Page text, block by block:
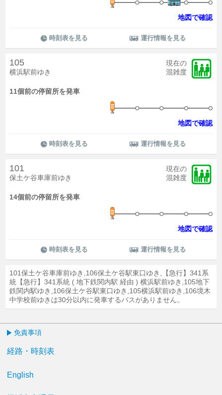
地図で確認
時刻表を見る 運行情報を見る
105
横浜駅前ゆき
現在の
混雑度
11個前の停留所を発車
地図で確認
時刻表を見る 運行情報を見る
101
保土ケ谷車庫前ゆき
現在の
混雑度
14個前の停留所を発車
地図で確認
時刻表を見る 運行情報を見る
101保土ケ谷車庫前ゆき,106保土ケ谷駅東口ゆき,【急行】341系
統【急行】341系統 ( 地下鉄関内駅 経由 ) 横浜駅前ゆき,105地下
鉄関内駅ゆき,106保土ケ谷駅東口ゆき,105横浜駅前ゆき,106境木
中学校前ゆきは30分以内に発車するバスがありません。
免責事項
経路・時刻表
English